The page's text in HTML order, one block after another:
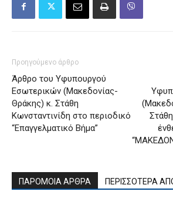
Προηγούμενο άρθρο
Άρθρο του Υφυπουργού
Εσωτερικών (Μακεδονίας-
Θράκης) κ. Στάθη
Κωνσταντινίδη στο περιοδικό
“Επαγγελματικό Βήμα”
ΠΑΡΟΜΟΙΑ ΑΡΘΡΑ ΠΕΡΙΣΣΟΤΕΡΑ